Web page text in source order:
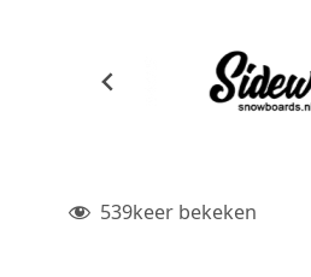
539keer bekeken